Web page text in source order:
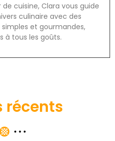
cuisine, Clara vous guide
culinaire avec des
et gourmandes,
à tous les goûts.
récents